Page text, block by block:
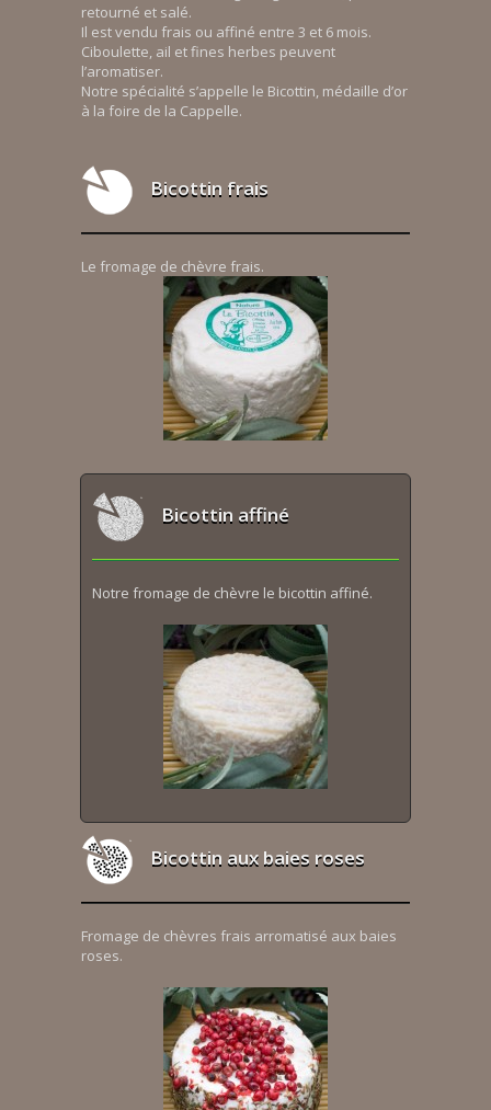
retourné et salé.
Il est vendu frais ou affiné entre 3 et 6 mois.
Ciboulette, ail et fines herbes peuvent
l’aromatiser.
Notre spécialité s’appelle le Bicottin, médaille d’or
à la foire de la Cappelle.
Bicottin frais
Le fromage de chèvre frais.
Bicottin affiné
Notre fromage de chèvre le bicottin affiné.
Bicottin aux baies roses
Fromage de chèvres frais arromatisé aux baies
roses.